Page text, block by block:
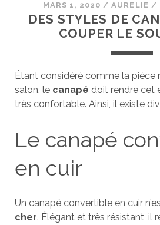
MARS 1, 2020 /AURELIE /
DES STYLES DE
COUPER LE
Étant considéré comme la pièce
salon, le canapé doit rendre cet
très confortable. Ainsi, il existe
Le canapé
en cuir
Un canapé convertible en cuir
cher. Élégant et très résistant, il